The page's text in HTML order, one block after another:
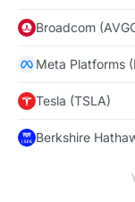
Broadcom
Meta Platforms
Tesla (TSLA)
Berkshire